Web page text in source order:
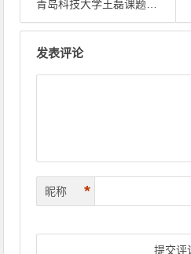
青岛科技大学王磊课题组：刚性配体限域快速合成双单原子催化剂及氧阴极性能研究
发表评论
昵称 *